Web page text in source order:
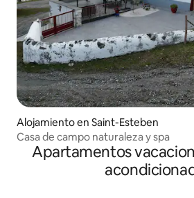
Alojamiento en Saint-Esteben
Casa de campo naturaleza y spa
Apartamentos